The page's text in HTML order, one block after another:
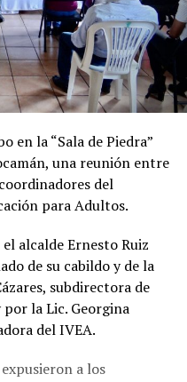
en la “Sala de Piedra”
una reunión entre
del
para Adultos.
alcalde Ernesto Ruiz
de su cabildo y de la
subdirectora de
la Lic. Georgina
del IVEA.
a los